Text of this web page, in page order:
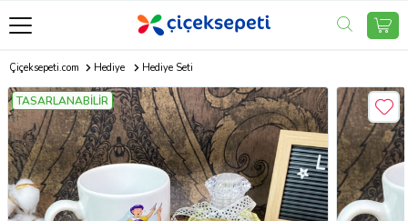
Çiçeksepeti.com Hediye Hediye Seti
TASARLANABİLİR